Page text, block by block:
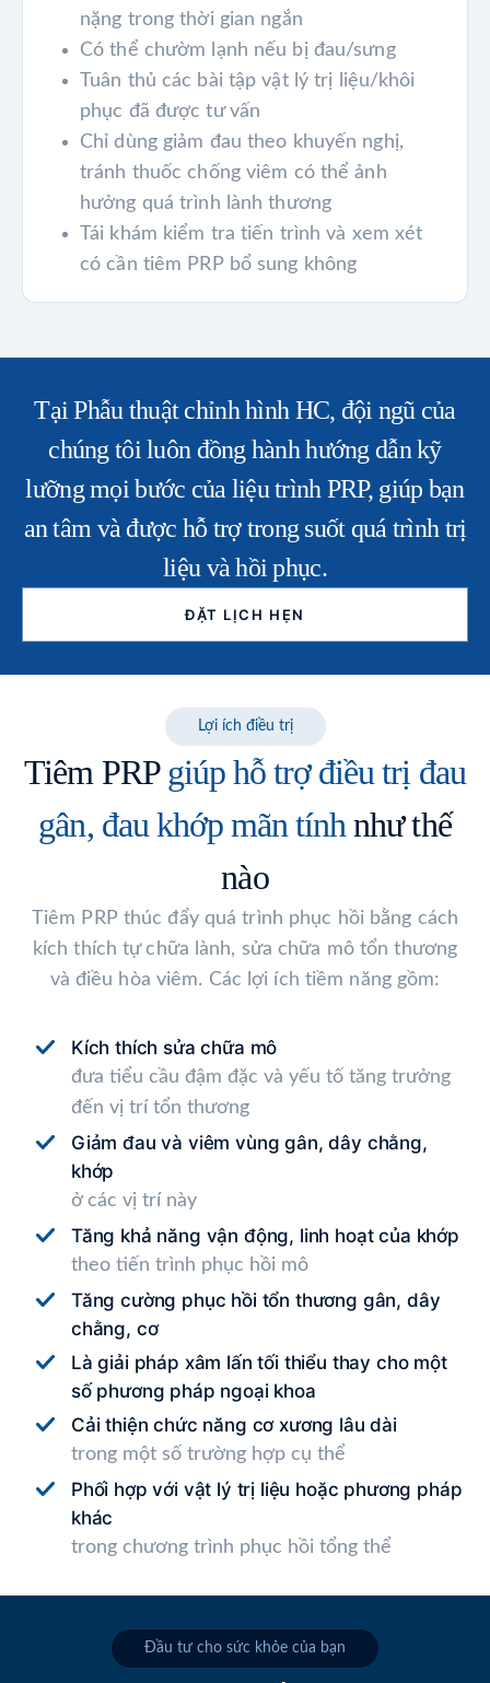
nặng trong thời gian ngắn
Có thể chườm lạnh nếu bị đau/sưng
Tuân thủ các bài tập vật lý trị liệu/khôi
phục đã được tư vấn
Chỉ dùng giảm đau theo khuyến nghị,
tránh thuốc chống viêm có thể ảnh
hưởng quá trình lành thương
Tái khám kiểm tra tiến trình và xem xét
có cần tiêm PRP bổ sung không
Tại Phẫu thuật chỉnh hình HC, đội ngũ của
chúng tôi luôn đồng hành hướng dẫn kỹ
lưỡng mọi bước của liệu trình PRP, giúp bạn
an tâm và được hỗ trợ trong suốt quá trình trị
liệu và hồi phục.
ĐẶT LỊCH HẸN
Lợi ích điều trị
Tiêm PRP giúp hỗ trợ điều trị đau
gân, đau khớp mãn tính như thế
nào
Tiêm PRP thúc đẩy quá trình phục hồi bằng cách
kích thích tự chữa lành, sửa chữa mô tổn thương
và điều hòa viêm. Các lợi ích tiềm năng gồm:
Kích thích sửa chữa mô
đưa tiểu cầu đậm đặc và yếu tố tăng trưởng
đến vị trí tổn thương
Giảm đau và viêm vùng gân, dây chằng,
khớp
ở các vị trí này
Tăng khả năng vận động, linh hoạt của khớp
theo tiến trình phục hồi mô
Tăng cường phục hồi tổn thương gân, dây
chằng, cơ
Là giải pháp xâm lấn tối thiểu thay cho một
số phương pháp ngoại khoa
Cải thiện chức năng cơ xương lâu dài
trong một số trường hợp cụ thể
Phối hợp với vật lý trị liệu hoặc phương pháp
khác
trong chương trình phục hồi tổng thể
Đầu tư cho sức khỏe của bạn